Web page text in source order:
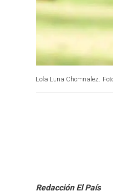
Lola Luna Chomnalez.
Redacción El País